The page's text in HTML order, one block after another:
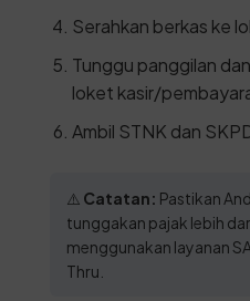
Serahkan berkas ke
Tunggu panggilan
loket kasir/
Ambil STNK dan
⚠️ Catatan: Pastikan
tunggakan pajak lebih
menggunakan layanan
Thru.